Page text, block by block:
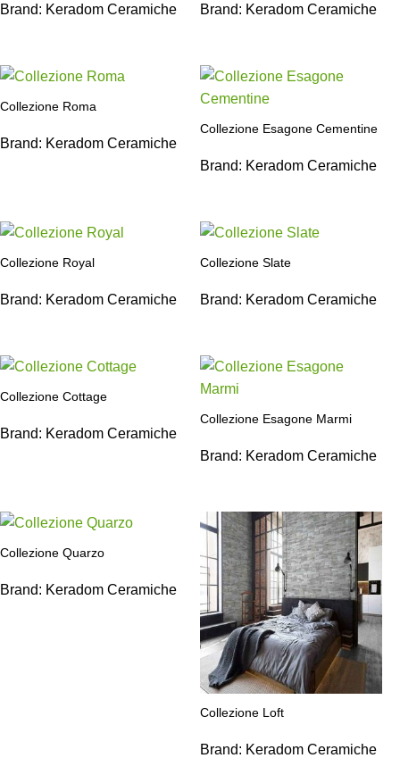
Brand: Keradom Ceramiche Brand: Keradom Ceramiche
Collezione Roma
Brand: Keradom Ceramiche
Collezione Esagone Cementine
Brand: Keradom Ceramiche
Collezione Royal
Brand: Keradom Ceramiche
Collezione Slate
Brand: Keradom Ceramiche
Collezione Cottage
Brand: Keradom Ceramiche
Collezione Esagone Marmi
Brand: Keradom Ceramiche
Collezione Quarzo
Brand: Keradom Ceramiche
Collezione Loft
Brand: Keradom Ceramiche